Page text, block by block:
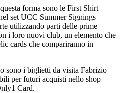
forma sono le First Shirt
set UCC Summer Signings
utilizzando parti delle prime
i loro nuovi club, un elemento che
cards che compariranno in
sono i biglietti da visita Fabrizio
per futuri acquisti nello shop
Card.